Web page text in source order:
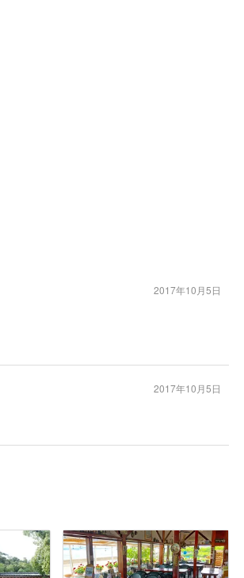
2017年10月5日
2017年10月5日